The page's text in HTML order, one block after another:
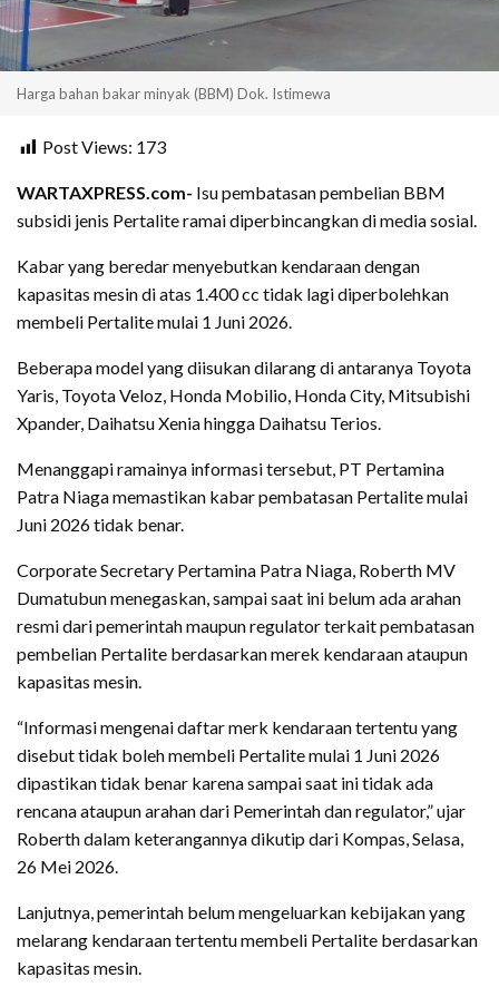
Harga bahan bakar minyak (BBM) Dok. Istimewa
Post Views: 173
WARTAXPRESS.com- Isu pembatasan pembelian BBM
subsidi jenis Pertalite ramai diperbincangkan di media sosial.
Kabar yang beredar menyebutkan kendaraan dengan
kapasitas mesin di atas 1.400 cc tidak lagi diperbolehkan
membeli Pertalite mulai 1 Juni 2026.
Beberapa model yang diisukan dilarang di antaranya Toyota
Yaris, Toyota Veloz, Honda Mobilio, Honda City, Mitsubishi
Xpander, Daihatsu Xenia hingga Daihatsu Terios.
Menanggapi ramainya informasi tersebut, PT Pertamina
Patra Niaga memastikan kabar pembatasan Pertalite mulai
Juni 2026 tidak benar.
Corporate Secretary Pertamina Patra Niaga, Roberth MV
Dumatubun menegaskan, sampai saat ini belum ada arahan
resmi dari pemerintah maupun regulator terkait pembatasan
pembelian Pertalite berdasarkan merek kendaraan ataupun
kapasitas mesin.
“Informasi mengenai daftar merk kendaraan tertentu yang
disebut tidak boleh membeli Pertalite mulai 1 Juni 2026
dipastikan tidak benar karena sampai saat ini tidak ada
rencana ataupun arahan dari Pemerintah dan regulator,” ujar
Roberth dalam keterangannya dikutip dari Kompas, Selasa,
26 Mei 2026.
Lanjutnya, pemerintah belum mengeluarkan kebijakan yang
melarang kendaraan tertentu membeli Pertalite berdasarkan
kapasitas mesin.